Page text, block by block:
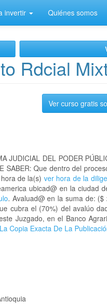
invertir Quiénes somos
Rdcial
Ver curso gratis
JUDICIAL DEL PODER
SABER: Que dentro del
de la(s) ver hora de la
ubicad@ en la
. Avaluad@ en la suma de:
cubra el (70%) del avalúo
Juzgado, en el Banco
Copia Exacta De La